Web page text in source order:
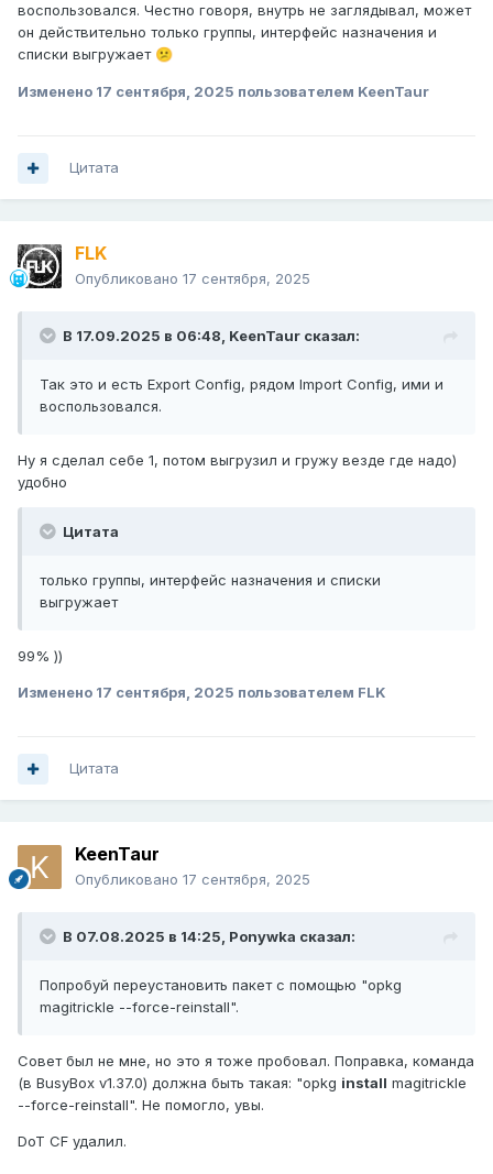
воспользовался. Честно говоря, внутрь не заглядывал, может
он действительно только группы, интерфейс назначения и
списки выгружает 😕
Изменено 17 сентября, 2025 пользователем KeenTaur
Цитата
FLK
Опубликовано 17 сентября, 2025
В 17.09.2025 в 06:48, KeenTaur сказал:
Так это и есть Export Config, рядом Import Config, ими и
воспользовался.
Ну я сделал себе 1, потом выгрузил и гружу везде где надо)
удобно
Цитата
только группы, интерфейс назначения и списки
выгружает
99% ))
Изменено 17 сентября, 2025 пользователем FLK
Цитата
KeenTaur
Опубликовано 17 сентября, 2025
В 07.08.2025 в 14:25, Ponywka сказал:
Попробуй переустановить пакет с помощью "opkg
magitrickle --force-reinstall".
Совет был не мне, но это я тоже пробовал. Поправка, команда
(в BusyBox v1.37.0) должна быть такая: "opkg install magitrickle
--force-reinstall". Не помогло, увы.
DoT CF удалил.